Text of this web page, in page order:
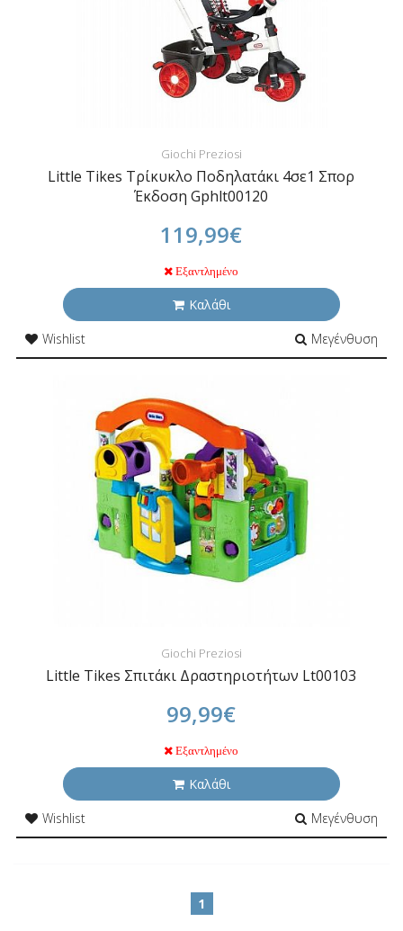
Giochi Preziosi
Little Tikes Τρίκυκλο Ποδηλατάκι 4σε1 Σπορ
Έκδοση Gphlt00120
119,99€
Εξαντλημένο
Καλάθι
Wishlist
Μεγένθυση
Giochi Preziosi
Little Tikes Σπιτάκι Δραστηριοτήτων Lt00103
99,99€
Εξαντλημένο
Καλάθι
Wishlist
Μεγένθυση
1